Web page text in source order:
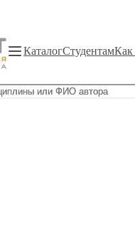
КаталогСтудентамКак